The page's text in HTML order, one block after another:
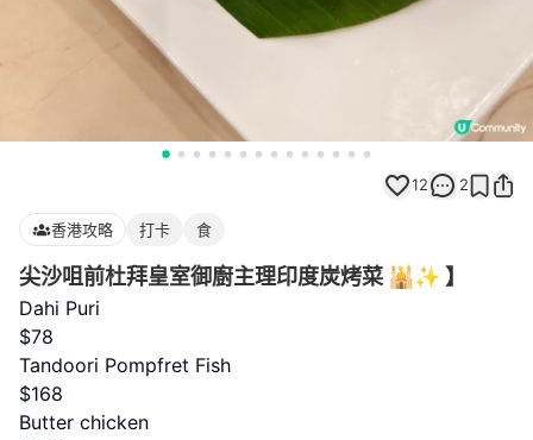
12 2
香港攻略 打卡 食
尖沙咀前杜拜皇室御廚主理印度炭烤菜 🕌✨ 】
Dahi Puri
$78
Tandoori Pompfret Fish
$168
Butter chicken